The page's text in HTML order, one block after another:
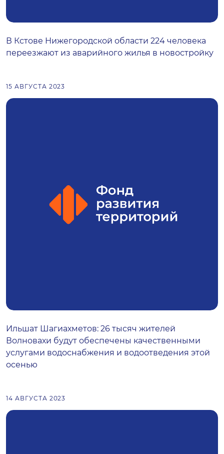
В Кстове Нижегородской области 224 человека
переезжают из аварийного жилья в новостройку
15 АВГУСТА 2023
Ильшат Шагиахметов: 26 тысяч жителей
Волновахи будут обеспечены качественными
услугами водоснабжения и водоотведения этой
осенью
14 АВГУСТА 2023